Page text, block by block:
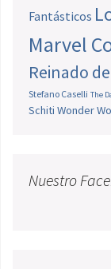
Fantásticos
Marvel
Reinado
Stefano Caselli The
Schiti Wonder
Nuestro